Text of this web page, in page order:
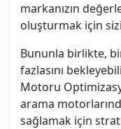
markanızın
oluşturmak için
Bununla birlikte,
fazlasını
Motoru
arama
sağlamak için